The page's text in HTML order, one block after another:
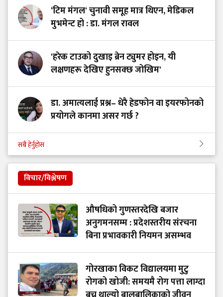
‘टिम मंगल' चुनावी समूह मात्र थिएन, मेडिकल
मुभमेन्ट हो : डा. मंगल रावल
'हरेक टाउको दुखाइ ब्रेन ट्युमर होइन, यी
लक्षणहरू देखिए हुनसक्छ जोखिम'
डा. अमात्यलाई प्रश्न– धेरै हेडफोन वा इयरफोनको
प्रयोगले कानमा असर गर्छ ?
सबै हेर्नुहोस
विचार/विश्लेषण
औषधिको गुणस्तरदेखि बजार
अनुगमनसम्म : प्रदेशस्तरीय संरचना
बिना प्रभावकारी नियमन असम्भव
गोरखाका विकट विद्यालयमा मुटु
रोगको खोजी: समयमै रोग पत्ता लाग्दा